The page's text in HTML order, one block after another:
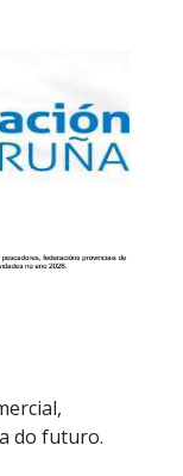
do futuro.